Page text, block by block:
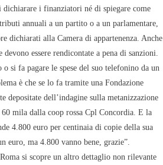
i finanziatori né di spiegare come
annuali a un partito o a un parlamentare,
dichiarati alla Camera di appartenenza. Anche
essere rendicontate a pena di sanzioni.
si fa pagare le spese del suo telefonino da un
è che se lo fa tramite una Fondazione
depositate dell’indagine sulla metanizzazione
mila dalla coop rossa Cpl Concordia. E la
4.800 euro per centinaia di copie della sua
ma 4.800 vanno bene, grazie”.
si scopre un altro dettaglio non rilevante